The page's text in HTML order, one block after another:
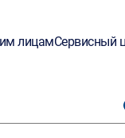
лицамСервисный